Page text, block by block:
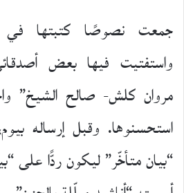
جمعت نصوصًا كتبتها في
واستفتيت فيها بعض
مروان كلش- صالح الشيخ”
استحسنوها. وقبل إرساله
“بيان متأخّر” ليكون ردًّا على